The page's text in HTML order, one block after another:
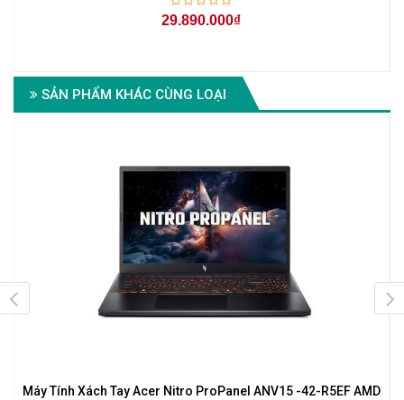
29.890.000₫
SẢN PHẨM KHÁC CÙNG LOẠI
Máy Tính Xách Tay Acer Nitro ProPanel ANV15 -42-R5EF AMD